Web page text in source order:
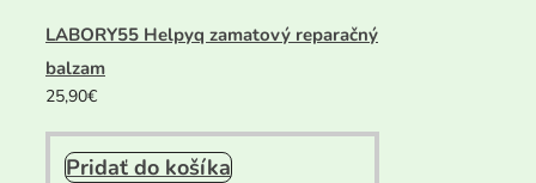
LABORY55 Helpyq zamatový reparačný
balzam
25,90€
Pridať do košíka